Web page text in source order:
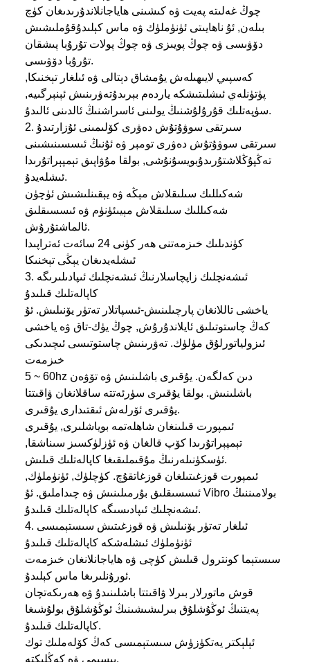
چوڭ غەلىتە پەيت ۋە كىشىنى ھاياجانلاندۇرىدىغان كۈچ
بىلەن, ئۇ ناھايىتى ئۈنۈملۈك ۋە ماس كېلىدۇقۇملىشىش
دۆۋىسى ۋە چوڭ پويىزى ۋە چوڭ پولات تۇرۇبا پىشقان
تۇرۇبا دۆۋىسى.
كەسپىي لايىھىلەش يۇمشاق دېتالى ۋە ئىلغار تېخنىكا,
پۈتۈنلەي ئىشلىتىشكە ياردەم بېرىدۇتەۋرىنىش ئېنېرگىيە,
سۈپەتلىك قۇرۇلۇشنىڭ يولىنى ئاسراشنىڭ ئالدىنى ئالىدۇ.
2. سىرتقى سوۋۇتۇش دەۋرى كۆلىمىنى ئۇزارتىدۇ
سىرتقى سوۋۇتۇش دەۋرى تومېر ۋە ئۇنىڭ ئىسسىنىشىنى
تەڭپۇڭلاشتۇرىدۇبويسۇنۇشى, بولقا مۇۋاپىق تېمپېراتۇرىدا
ئىشلەيدۇ.
شەكىللىك سىلىقلاش مېڭە ۋە يېقىنلىشىش ئۈچۈن
شەكىللىك سىلىقلاش مېيىئۈنۈم ۋە ئىسسىقلىق
ئالماشتۇرۇش.
كۈندىلىك خىزمەتنى ھەر كۈنى 24 سائەت ئەتراپىدا
ئىشلەيدىغان يېڭى تېخنىكا
3. ئىشەنچلىك زاپچاسلارنىڭ ئىشەنچلىك ئىپادىلىرىگە
كاپالەتلىك قىلىدۇ
ياخشى تاللانغان پارچىلىنىش-ئىسپاتلار تەتۈر يۆنىلىش. ئۇ
كەڭ چاستوتىلىق ئايلاندۇرۇش, چوڭ يۈك-تاق ۋە ياخشى
ئىزولياتورلۇق مۈلۈك. تەۋرىنىش چاستوتىسى ئىچىدىكى
خىزمەت
5 ~ 60hz دىن كەلگەن. يۇقىرى باشلىنىش ۋە تۆۋەن
باشلىنىش. بولقا يۇقىرى سۈرئەتتە ساقلانغان ۋاقىتتا
يۇقىرى ئۆرلەش ئىقتىدارى يۇقىرى.
ئىمپورت قىلىنغان شاھلەتمە بوياشلىرى, يۇقىرى
تېمپېراتۇرىدا كۆپ قالغان ۋە ئۈزلۈكسىز سىناشقا,
ئۈسكۈنىلەرنىڭ مۇقىملىقىغا كاپالەتلىك قىلىش.
ئىمپورت قوزغىتىلغان قوزغاتقۇچ. كۈچلۈك, ئۈنۈملۈك,
ئىسسىقلىق بۇرمىلىنىش ۋە چىداملىق. ئۇ Vibro بولامىننىڭ
ئىشەنچلىك ئىپادىسىگە كاپالەتلىك قىلىدۇ.
4. ئىلغار تەتۈر يۆنىلىش ۋە قوزغىتىش سىستېمىسى
ئۈنۈملۈك ئىشلەشكە كاپالەتلىك قىلىدۇ
سىستېما كونترول قىلىش كۈچى ۋە ھاياجانلانغان خىزمەت
ئورۇنلىرىغا ماس كېلىدۇ.
قوش ماتورلار بىرلا ۋاقىتتا باشلىنىدۇ ۋە ھەرىكەتچان
پەيتنىڭ ئوڭۇشلۇق بىرلىشىشىنىڭ ئوڭۇشلۇق بولۇشىغا
كاپالەتلىك قىلىدۇ.
ئېلېكتر يەتكۈزۈش سىستېمىسى كەڭ كۆلەملىك توك
بېسىمى ۋە كەڭلىكتە.